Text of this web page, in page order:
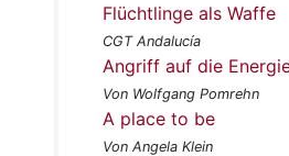
Flüchtlinge als Waffe
CGT Andalucía
Angriff auf die
Von Wolfgang Pomrehn
A place to be
Von Angela Klein